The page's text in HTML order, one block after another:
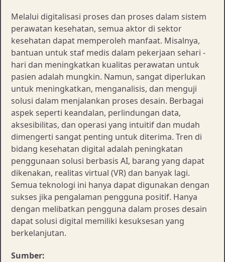
Melalui digitalisasi proses dan proses dalam sistem
perawatan kesehatan, semua aktor di sektor
kesehatan dapat memperoleh manfaat. Misalnya,
bantuan untuk staf medis dalam pekerjaan sehari -
hari dan meningkatkan kualitas perawatan untuk
pasien adalah mungkin. Namun, sangat diperlukan
untuk meningkatkan, menganalisis, dan menguji
solusi dalam menjalankan proses desain. Berbagai
aspek seperti keandalan, perlindungan data,
aksesibilitas, dan operasi yang intuitif dan mudah
dimengerti sangat penting untuk diterima. Tren di
bidang kesehatan digital adalah peningkatan
penggunaan solusi berbasis AI, barang yang dapat
dikenakan, realitas virtual (VR) dan banyak lagi.
Semua teknologi ini hanya dapat digunakan dengan
sukses jika pengalaman pengguna positif. Hanya
dengan melibatkan pengguna dalam proses desain
dapat solusi digital memiliki kesuksesan yang
berkelanjutan.
Sumber: